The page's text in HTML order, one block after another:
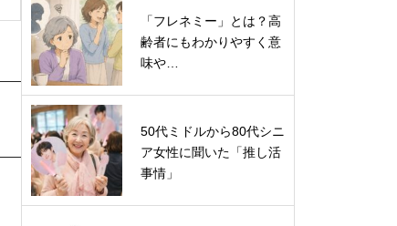
「フレネミー」とは？高
齢者にもわかりやすく意
味や…
50代ミドルから80代シニ
ア女性に聞いた「推し活
事情」